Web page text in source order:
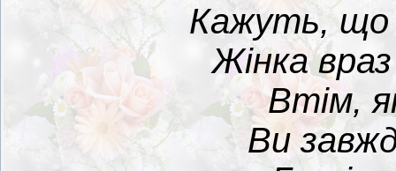
Кажуть,
Жінка
Втім,
Ви